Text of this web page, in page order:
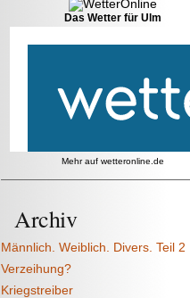
Das Wetter für Ulm
Mehr auf wetteronline.de
Archiv
Männlich. Weiblich. Divers. Teil 2
Verzeihung?
Kriegstreiber